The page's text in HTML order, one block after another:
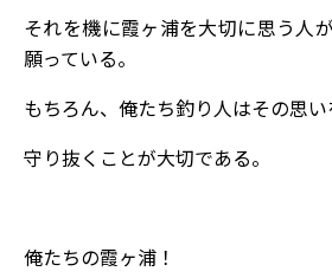
それを機に霞ヶ浦を大切に思う人
願っている。
もちろん、俺たち釣り人はその思い
守り抜くことが大切である。
俺たちの霞ヶ浦！